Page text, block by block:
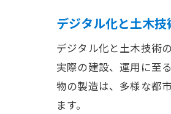
デジタル化と土木
デジタル化と土木技術
実際の建設、運用に至
物の製造は、多様な都
ます。